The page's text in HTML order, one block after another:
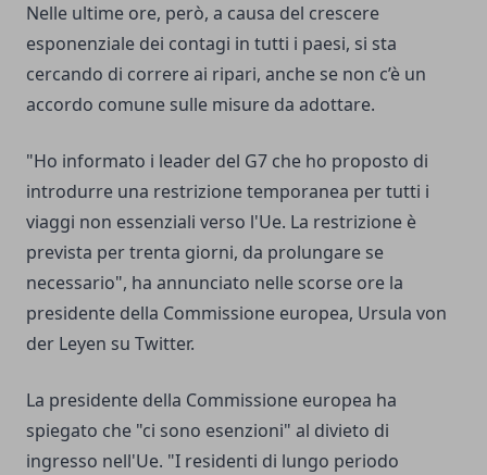
Nelle ultime ore, però, a causa del crescere
esponenziale dei contagi in tutti i paesi, si sta
cercando di correre ai ripari, anche se non c’è un
accordo comune sulle misure da adottare.
"Ho informato i leader del G7 che ho proposto di
introdurre una restrizione temporanea per tutti i
viaggi non essenziali verso l'Ue. La restrizione è
prevista per trenta giorni, da prolungare se
necessario", ha annunciato nelle scorse ore la
presidente della Commissione europea, Ursula von
der Leyen su Twitter.
La presidente della Commissione europea ha
spiegato che "ci sono esenzioni" al divieto di
ingresso nell'Ue. "I residenti di lungo periodo